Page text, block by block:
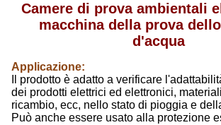
Camere di prova ambientali
macchina della prova
d'acqua
Applicazione:
Il prodotto è adatto a verificare
dei prodotti elettrici ed elettronici,
ricambio, ecc, nello stato di pioggia e
Può anche essere usato alla protezione